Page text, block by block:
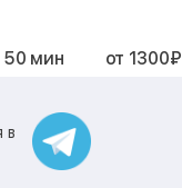
50 мин от 1300₽
40 мин
в